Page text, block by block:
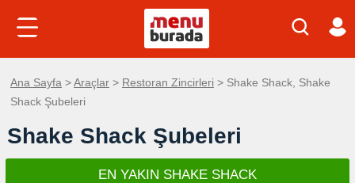
Ana Sayfa >Araçlar > Restoran Zincirleri > Shake Shack, Shake
Shack Şubeleri
Shake Shack Şubeleri
EN YAKIN SHAKE SHACK